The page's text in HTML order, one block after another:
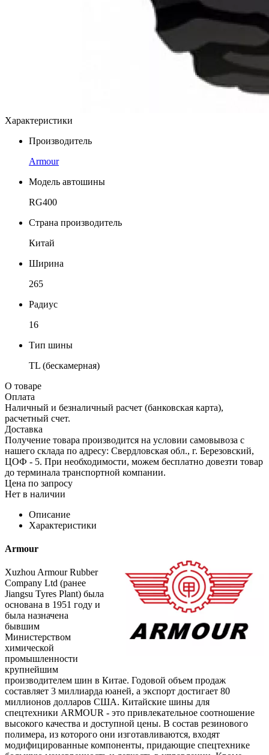
Характеристики
Производитель
Armour
Модель автошины
RG400
Страна производитель
Китай
Ширина
265
Радиус
16
Тип шины
TL (бескамерная)
О товаре
Оплата
Наличный и безналичный расчет (банковская карта),
расчетный счет.
Доставка
Получение товара производится на условии самовывоза с
нашего склада по адресу: Свердловская обл., г. Березовский,
ЦОФ - 5. При необходимости, можем бесплатно довезти товар
до терминала транспортной компании.
Цена по запросу
Нет в наличии
Описание
Характеристики
Armour
Xuzhou Armour Rubber
Company Ltd (ранее
Jiangsu Tyres Plant) была
основана в 1951 году и
была назначена
бывшим
Министерством
химической
промышленности
крупнейшим
производителем шин в Китае. Годовой объем продаж
составляет 3 миллиарда юаней, а экспорт достигает 80
миллионов долларов США. Китайские шины для
спецтехники ARMOUR - это привлекательное соотношение
высокого качества и доступной цены. В состав резинового
полимера, из которого они изготавливаются, входят
модифицированные компоненты, придающие спецтехнике